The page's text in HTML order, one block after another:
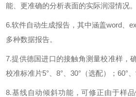
能、更准确的分析表面的实际润湿情况。
6.软件自动生成报告，其中涵盖word
多种数据报告。
7.提供德国进口的接触角测量校准样，
校准标准片5°、 8°、 30°（选配）； 60°、
8.基线自动倾斜功能，可修正由于样